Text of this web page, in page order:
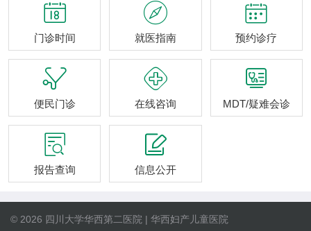

门诊时间

就医指南

预约诊疗

便民门诊

在线咨询

MDT/疑难会诊

报告查询

信息公开
© 2026 四川大学华西第二医院 | 华西妇产儿童医院